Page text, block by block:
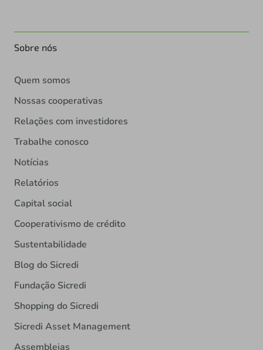
Sobre nós
Quem somos
Nossas cooperativas
Relações com investidores
Trabalhe conosco
Notícias
Relatórios
Capital social
Cooperativismo de crédito
Sustentabilidade
Blog do Sicredi
Fundação Sicredi
Shopping do Sicredi
Sicredi Asset Management
Assembleias